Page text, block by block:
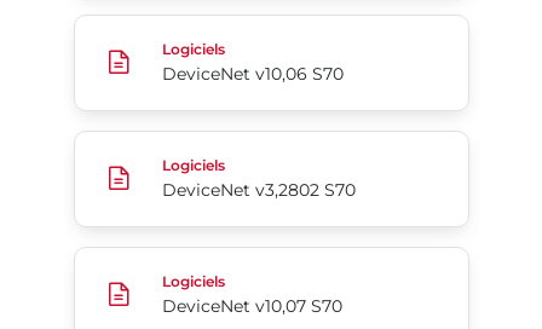
DeviceNet v10,06 S70
Logiciels
DeviceNet v10,06 S70
DeviceNet v3,2802 S70
Logiciels
DeviceNet v3,2802 S70
DeviceNet v10,07 S70
Logiciels
DeviceNet v10,07 S70